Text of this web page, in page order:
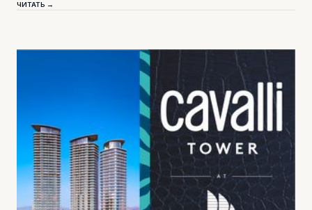
ЧИТАТЬ →